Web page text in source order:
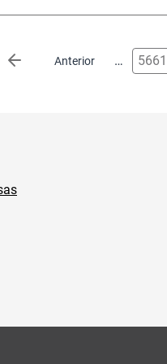
Anterior
Página anterior … 5661